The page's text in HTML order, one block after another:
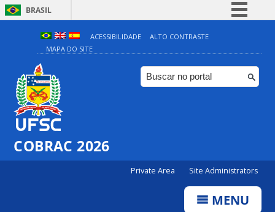
BRASIL
Simplifique!
Comunica BR
Participe
ACESSIBILIDADE
ALTO CONTRASTE
MAPA DO SITE
COBRAC 2026
Private Area Site Administrators
MENU